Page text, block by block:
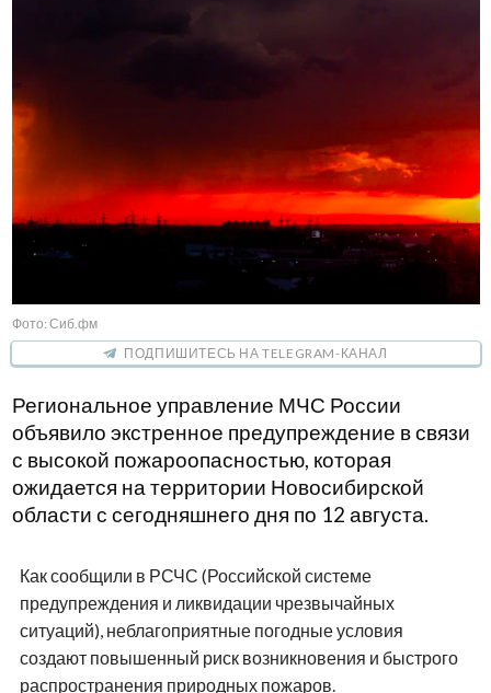
Фото: Сиб.фм
ПОДПИШИТЕСЬ НА TELEGRAM-КАНАЛ
Региональное управление МЧС России
объявило экстренное предупреждение в связи
с высокой пожароопасностью, которая
ожидается на территории Новосибирской
области с сегодняшнего дня по 12 августа.
Как сообщили в РСЧС (Российской системе
предупреждения и ликвидации чрезвычайных
ситуаций), неблагоприятные погодные условия
создают повышенный риск возникновения и быстрого
распространения природных пожаров.